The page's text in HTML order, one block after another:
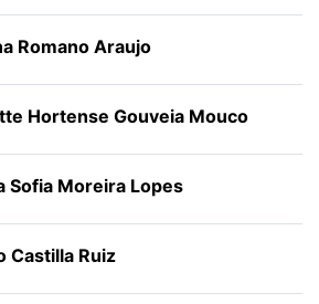
Romano Araujo
Hortense Gouveia Mouco
Sofia Moreira Lopes
Castilla Ruiz